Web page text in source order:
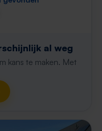
al weg
kans te maken. Met